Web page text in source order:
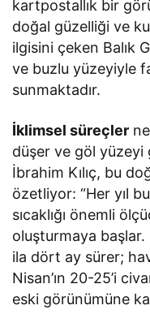
kartpostallık bir
doğal güzelliği ve
ilgisini çeken Balık
ve buzlu yüzeyiyle
sunmaktadır.
İklimsel süreçler
düşer ve göl
İbrahim Kılıç, bu
özetliyor: “Her yıl
sıcaklığı önemli
oluşturmaya başlar.
ila dört ay sürer;
Nisan’ın 20-25’i
eski görünümüne